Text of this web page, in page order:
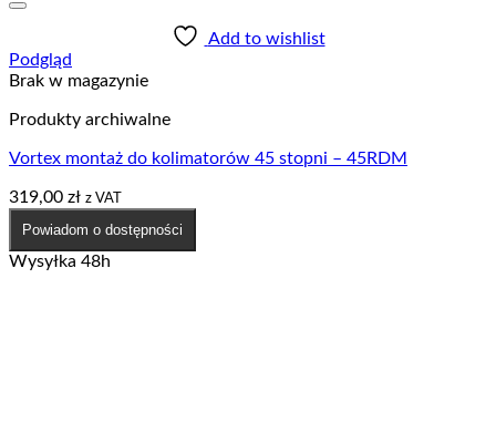
Add to wishlist
Podgląd
Brak w magazynie
Produkty archiwalne
Vortex montaż do kolimatorów 45 stopni – 45RDM
319,00 zł z VAT
Powiadom o dostępności
Wysyłka 48h